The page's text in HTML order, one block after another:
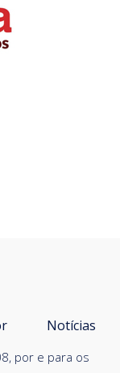
por e para os
Notícias